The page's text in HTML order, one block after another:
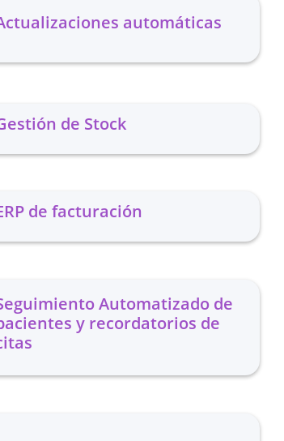
automáticas
de Stock
de facturación
Automatizado de
y recordatorios de